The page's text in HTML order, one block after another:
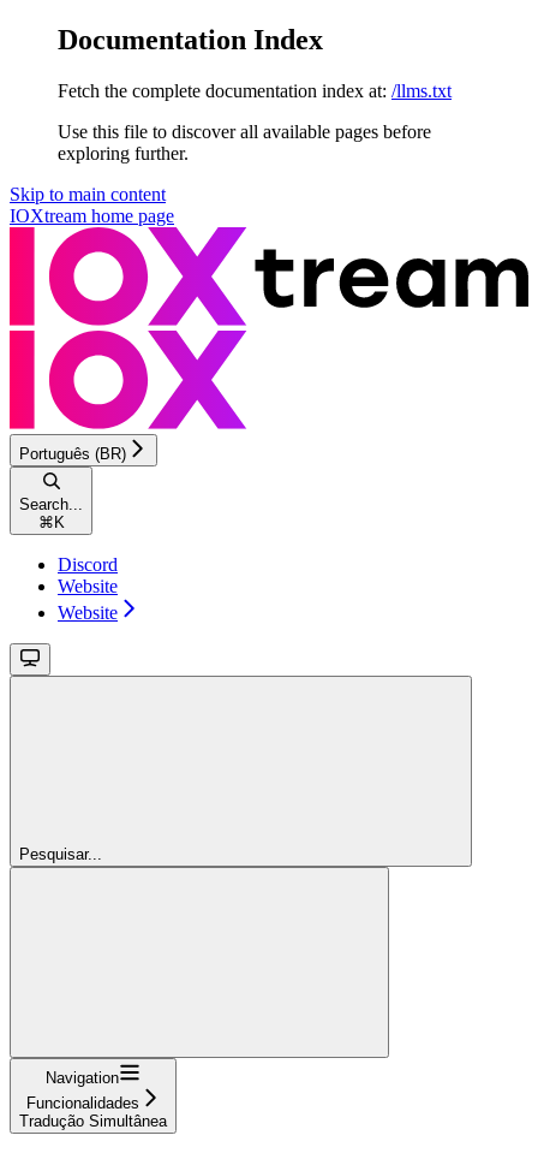
Documentation Index
Fetch the complete documentation index at: /llms.txt
Use this file to discover all available pages before
exploring further.
Skip to main content
IOXtream home page
Português (BR)
Search...
⌘ K
Discord
Website
Website
Pesquisar...
Navigation
Funcionalidades
Tradução Simultânea